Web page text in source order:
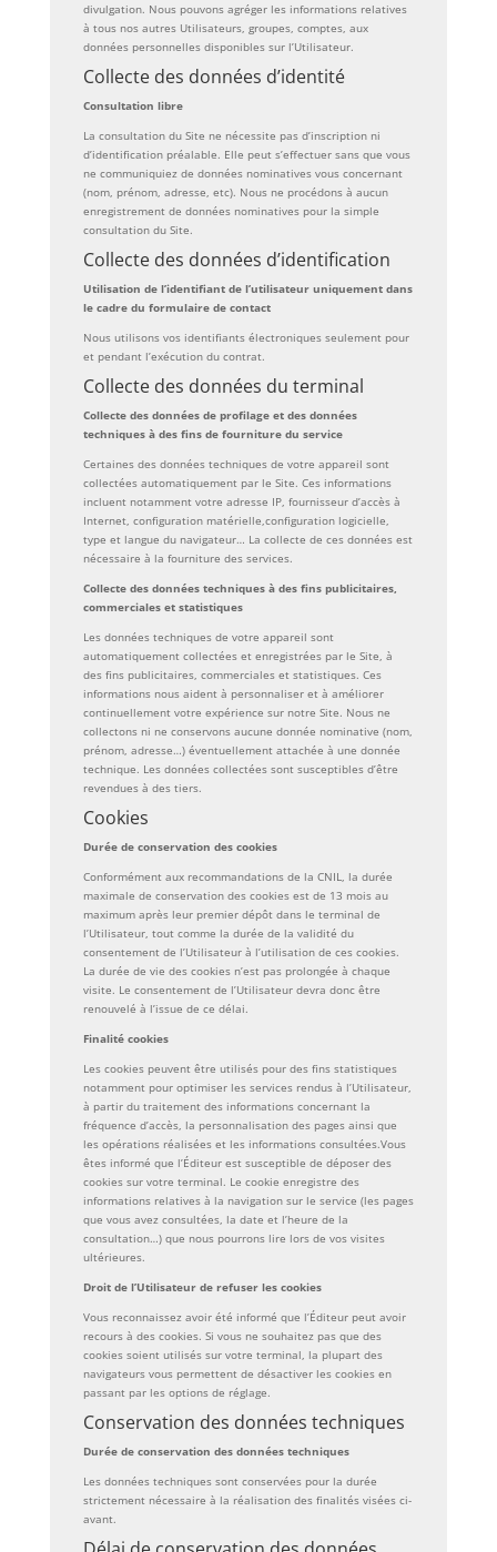
divulgation. Nous pouvons agréger les informations relatives
à tous nos autres Utilisateurs, groupes, comptes, aux
données personnelles disponibles sur l’Utilisateur.
Collecte des données d’identité
Consultation libre
La consultation du Site ne nécessite pas d’inscription ni
d’identification préalable. Elle peut s’effectuer sans que vous
ne communiquiez de données nominatives vous concernant
(nom, prénom, adresse, etc). Nous ne procédons à aucun
enregistrement de données nominatives pour la simple
consultation du Site.
Collecte des données d’identification
Utilisation de l’identifiant de l’utilisateur uniquement dans
le cadre du formulaire de contact
Nous utilisons vos identifiants électroniques seulement pour
et pendant l’exécution du contrat.
Collecte des données du terminal
Collecte des données de profilage et des données
techniques à des fins de fourniture du service
Certaines des données techniques de votre appareil sont
collectées automatiquement par le Site. Ces informations
incluent notamment votre adresse IP, fournisseur d’accès à
Internet, configuration matérielle,configuration logicielle,
type et langue du navigateur… La collecte de ces données est
nécessaire à la fourniture des services.
Collecte des données techniques à des fins publicitaires,
commerciales et statistiques
Les données techniques de votre appareil sont
automatiquement collectées et enregistrées par le Site, à
des fins publicitaires, commerciales et statistiques. Ces
informations nous aident à personnaliser et à améliorer
continuellement votre expérience sur notre Site. Nous ne
collectons ni ne conservons aucune donnée nominative (nom,
prénom, adresse…) éventuellement attachée à une donnée
technique. Les données collectées sont susceptibles d’être
revendues à des tiers.
Cookies
Durée de conservation des cookies
Conformément aux recommandations de la CNIL, la durée
maximale de conservation des cookies est de 13 mois au
maximum après leur premier dépôt dans le terminal de
l’Utilisateur, tout comme la durée de la validité du
consentement de l’Utilisateur à l’utilisation de ces cookies.
La durée de vie des cookies n’est pas prolongée à chaque
visite. Le consentement de l’Utilisateur devra donc être
renouvelé à l’issue de ce délai.
Finalité cookies
Les cookies peuvent être utilisés pour des fins statistiques
notamment pour optimiser les services rendus à l’Utilisateur,
à partir du traitement des informations concernant la
fréquence d’accès, la personnalisation des pages ainsi que
les opérations réalisées et les informations consultées.Vous
êtes informé que l’Éditeur est susceptible de déposer des
cookies sur votre terminal. Le cookie enregistre des
informations relatives à la navigation sur le service (les pages
que vous avez consultées, la date et l’heure de la
consultation…) que nous pourrons lire lors de vos visites
ultérieures.
Droit de l’Utilisateur de refuser les cookies
Vous reconnaissez avoir été informé que l’Éditeur peut avoir
recours à des cookies. Si vous ne souhaitez pas que des
cookies soient utilisés sur votre terminal, la plupart des
navigateurs vous permettent de désactiver les cookies en
passant par les options de réglage.
Conservation des données techniques
Durée de conservation des données techniques
Les données techniques sont conservées pour la durée
strictement nécessaire à la réalisation des finalités visées ci-
avant.